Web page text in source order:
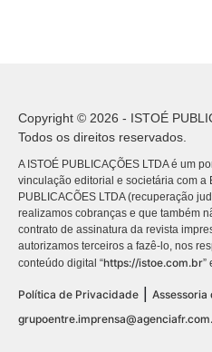
Copyright © 2026 - ISTOÉ
Todos os direitos reservados.
A ISTOÉ PUBLICAÇÕES LTDA é um
vinculação editorial e societária com a
PUBLICACÕES LTDA (recuperação
realizamos cobranças e que também
contrato de assinatura da revista
autorizamos terceiros a fazê-lo, nos
conteúdo digital “https://istoe.com.br”
Política de Privacidade
Assessoria